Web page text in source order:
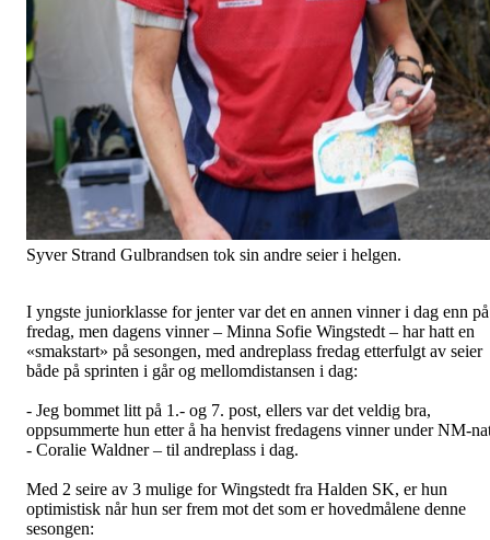
Syver Strand Gulbrandsen tok sin andre seier i helgen.
I yngste juniorklasse for jenter var det en annen vinner i dag enn på
fredag, men dagens vinner – Minna Sofie Wingstedt – har hatt en
«smakstart» på sesongen, med andreplass fredag etterfulgt av seier
både på sprinten i går og mellomdistansen i dag:
- Jeg bommet litt på 1.- og 7. post, ellers var det veldig bra,
oppsummerte hun etter å ha henvist fredagens vinner under NM-
- Coralie Waldner – til andreplass i dag.
Med 2 seire av 3 mulige for Wingstedt fra Halden SK, er hun
optimistisk når hun ser frem mot det som er hovedmålene denne
sesongen: